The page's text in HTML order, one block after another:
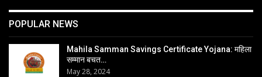
POPULAR NEWS
Mahila Samman Savings Certificate Yojana: महिला
सम्मान बचत…
May 28, 2024